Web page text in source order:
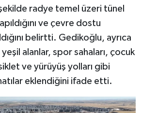
radye temel üzeri tünel
ve çevre dostu
belirtti. Gedikoğlu, ayrıca
yeşil alanlar, spor sahaları, çocuk
ve yürüyüş yolları gibi
eklendiğini ifade etti.